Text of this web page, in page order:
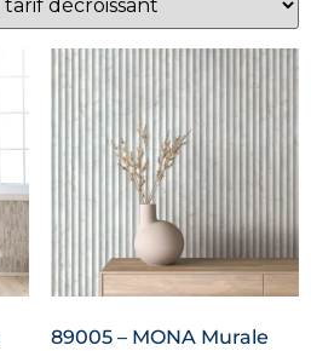
89005 – MONA Murale